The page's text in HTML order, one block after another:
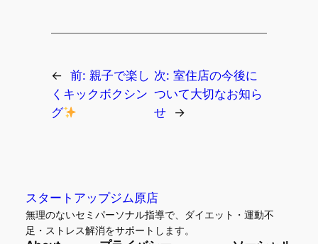
← 前: 親子で楽し
くキックボクシン
グ
次: 室住店の今後に
ついて大切なお知ら
せ
→
スタートアップジム原店
無理のないセミパーソナル指導で、ダイエット・運動不
足・ストレス解消をサポートします。